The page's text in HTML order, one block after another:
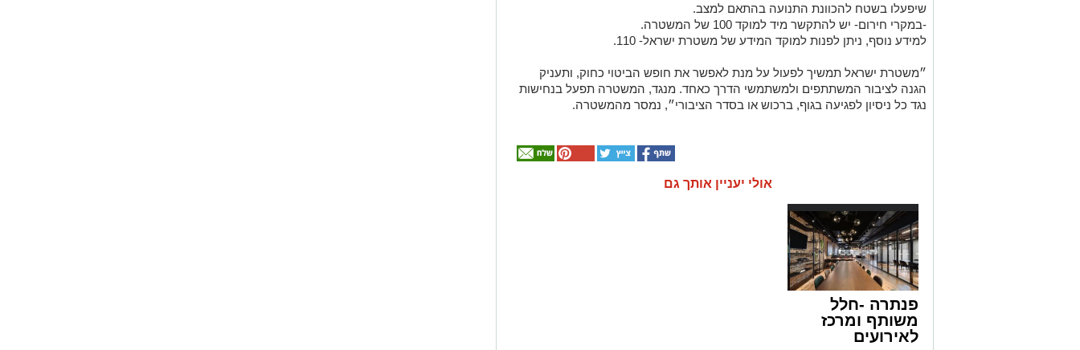
שיפעלו בשטח להכוונת התנועה בהתאם למצב.
-במקרי חירום- יש להתקשר מיד למוקד 100 של המשטרה.
למידע נוסף, ניתן לפנות למוקד המידע של משטרת ישראל- 110.
״משטרת ישראל תמשיך לפעול על מנת לאפשר את חופש הביטוי כחוק, ותעניק
הגנה לציבור המשתתפים ולמשתמשי הדרך כאחד. מנגד, המשטרה תפעל בנחישות
נגד כל ניסיון לפגיעה בגוף, ברכוש או בסדר הציבורי״, נמסר מהמשטרה.
אולי יעניין אותך גם
פנתרה -חלל
משותף ומרכז
לאירועים